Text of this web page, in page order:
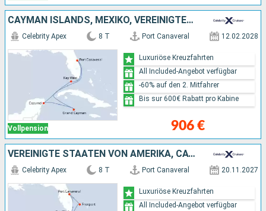
CAYMAN ISLANDS, MEXIKO, VEREINIGTE STAATEN VON AMERIKA
Vollpension
Celebrity Apex 8 T Port Canaveral 12.02.2028
906 €
Luxuriöse Kreuzfahrten
All Included-Angebot verfügbar
-60% auf den 2. Mitfahrer
Bis sur 600€ Rabatt pro Kabine
VEREINIGTE STAATEN VON AMERIKA, CAYMAN ISLANDS, BAHAMAS
Celebrity Apex 8 T Port Canaveral 20.11.2027
Luxuriöse Kreuzfahrten
All Included-Angebot verfügbar